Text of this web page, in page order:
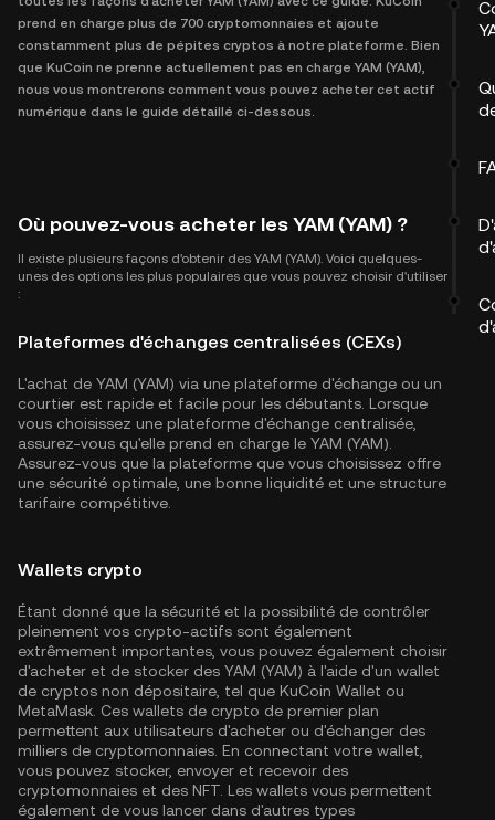
prend en charge plus de 700 cryptomonnaies et ajoute
constamment plus de pépites cryptos à notre plateforme. Bien
que KuCoin ne prenne actuellement pas en charge YAM (YAM),
nous vous montrerons comment vous pouvez acheter cet actif
numérique dans le guide détaillé ci-dessous.
Où pouvez-vous acheter les YAM (YAM) ?
Il existe plusieurs façons d'obtenir des YAM (YAM). Voici quelques-
unes des options les plus populaires que vous pouvez choisir d'utiliser
:
Plateformes d'échanges centralisées (CEXs)
L'achat de YAM (YAM) via une plateforme d'échange ou un
courtier est rapide et facile pour les débutants. Lorsque
vous choisissez une plateforme d'échange centralisée,
assurez-vous qu'elle prend en charge le YAM (YAM).
Assurez-vous que la plateforme que vous choisissez offre
une sécurité optimale, une bonne liquidité et une structure
tarifaire compétitive.
Wallets crypto
Étant donné que la sécurité et la possibilité de contrôler
pleinement vos crypto-actifs sont également
extrêmement importantes, vous pouvez également choisir
d'acheter et de stocker des YAM (YAM) à l'aide d'un wallet
de cryptos non dépositaire, tel que KuCoin Wallet ou
MetaMask. Ces wallets de crypto de premier plan
permettent aux utilisateurs d'acheter ou d'échanger des
milliers de cryptomonnaies. En connectant votre wallet,
vous pouvez stocker, envoyer et recevoir des
cryptomonnaies et des NFT. Les wallets vous permettent
également de vous lancer dans d'autres types